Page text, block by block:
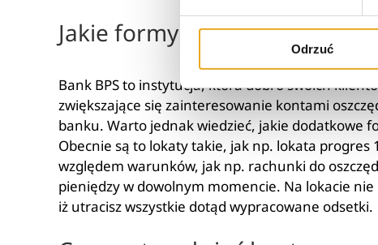
Odrzuć
Jakie formy oszczędzania
Bank BPS to instytucja, która dobro swoich
zwiększające się zainteresowanie kontami
banku. Warto jednak wiedzieć, jakie dodatkowe
Obecnie są to lokaty takie, jak np. lokata
względem warunków, jak np. rachunki do
pieniędzy w dowolnym momencie. Na lokacie
iż utracisz wszystkie dotąd wypracowane odsetki.